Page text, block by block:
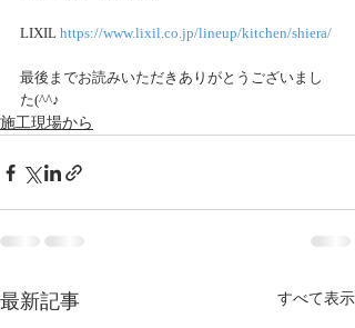
LIXIL https://www.lixil.co.jp/lineup/kitchen/shiera/
最後までお読みいただきありがとうございまし
た(^^♪
施工現場から
最新記事 すべて表示